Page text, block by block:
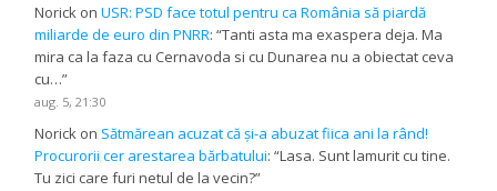
Norick onUSR: PSD face totul pentru ca România să piardă
miliarde de euro din PNRR: “Tanti asta ma exaspera deja. Ma
mira ca la faza cu Cernavoda si cu Dunarea nu a obiectat ceva
cu…”
aug. 5, 21:30
Norick on Sătmărean acuzat că și-a abuzat fiica ani la rând!
Procurorii cer arestarea bărbatului: “Lasa. Sunt lamurit cu tine.
Tu zici care furi netul de la vecin?”